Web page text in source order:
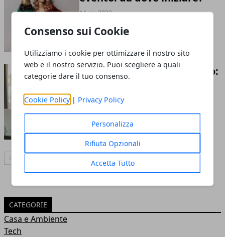
Consenso sui Cookie
Utilizziamo i cookie per ottimizzare il nostro sito
web e il nostro servizio. Puoi scegliere a quali
categorie dare il tuo consenso.
Cookie Policy | Privacy Policy
Personalizza
Rifiuta Opzionali
Accetta Tutto
14 giu 2023
Postura e lavoro da remoto:
correggerla
01 giu 2023
Articolo Successivo
CATEGORIE
Casa e Ambiente
Tech